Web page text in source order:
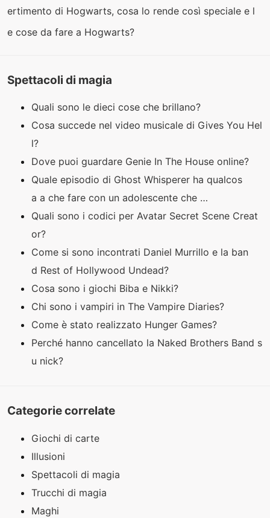
ertimento di Hogwarts, cosa lo rende così speciale e l
e cose da fare a Hogwarts?
Spettacoli di magia
Quali sono le dieci cose che brillano?
Cosa succede nel video musicale di Gives You Hel
l?
Dove puoi guardare Genie In The House online?
Quale episodio di Ghost Whisperer ha qualcos
a a che fare con un adolescente che …
Quali sono i codici per Avatar Secret Scene Creat
or?
Come si sono incontrati Daniel Murrillo e la ban
d Rest of Hollywood Undead?
Cosa sono i giochi Biba e Nikki?
Chi sono i vampiri in The Vampire Diaries?
Come è stato realizzato Hunger Games?
Perché hanno cancellato la Naked Brothers Band s
u nick?
Categorie correlate
Giochi di carte
Illusioni
Spettacoli di magia
Trucchi di magia
Maghi